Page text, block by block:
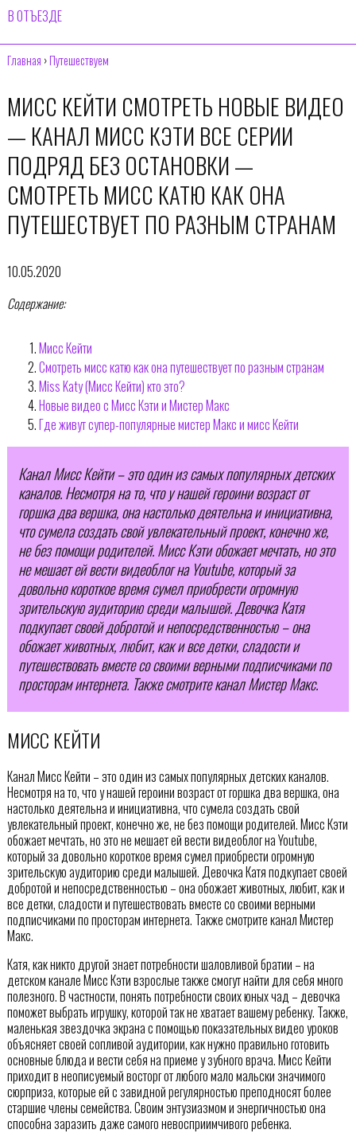
В ОТЪЕЗДЕ
Главная ›Путешествуем
МИСС КЕЙТИ СМОТРЕТЬ НОВЫЕ ВИДЕО
— КАНАЛ МИСС КЭТИ ВСЕ СЕРИИ
ПОДРЯД БЕЗ ОСТАНОВКИ —
СМОТРЕТЬ МИСС КАТЮ КАК ОНА
ПУТЕШЕСТВУЕТ ПО РАЗНЫМ СТРАНАМ
10.05.2020
Содержание:
Мисс Кейти
Смотреть мисс катю как она путешествует по разным странам
Miss Katy (Мисс Кейти) кто это?
Новые видео с Мисс Кэти и Мистер Макс
Где живут супер-популярные мистер Макс и мисс Кейти
Канал Мисс Кейти – это один из самых популярных детских
каналов. Несмотря на то, что у нашей героини возраст от
горшка два вершка, она настолько деятельна и инициативна,
что сумела создать свой увлекательный проект, конечно же,
не без помощи родителей. Мисс Кэти обожает мечтать, но это
не мешает ей вести видеоблог на Youtube, который за
довольно короткое время сумел приобрести огромную
зрительскую аудиторию среди малышей. Девочка Катя
подкупает своей добротой и непосредственностью – она
обожает животных, любит, как и все детки, сладости и
путешествовать вместе со своими верными подписчиками по
просторам интернета. Также смотрите канал Мистер Макс.
МИСС КЕЙТИ
Канал Мисс Кейти – это один из самых популярных детских каналов.
Несмотря на то, что у нашей героини возраст от горшка два вершка, она
настолько деятельна и инициативна, что сумела создать свой
увлекательный проект, конечно же, не без помощи родителей. Мисс Кэти
обожает мечтать, но это не мешает ей вести видеоблог на Youtube,
который за довольно короткое время сумел приобрести огромную
зрительскую аудиторию среди малышей. Девочка Катя подкупает своей
добротой и непосредственностью – она обожает животных, любит, как и
все детки, сладости и путешествовать вместе со своими верными
подписчиками по просторам интернета. Также смотрите канал Мистер
Макс.
Катя, как никто другой знает потребности шаловливой братии – на
детском канале Мисс Кэти взрослые также смогут найти для себя много
полезного. В частности, понять потребности своих юных чад – девочка
поможет выбрать игрушку, которой так не хватает вашему ребенку. Также,
маленькая звездочка экрана с помощью показательных видео уроков
объясняет своей сопливой аудитории, как нужно правильно готовить
основные блюда и вести себя на приеме у зубного врача. Мисс Кейти
приходит в неописуемый восторг от любого мало мальски значимого
сюрприза, которые ей с завидной регулярностью преподносят более
старшие члены семейства. Своим энтузиазмом и энергичностью она
способна заразить даже самого невосприимчивого ребенка.